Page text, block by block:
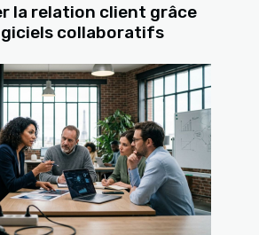
la relation client grâce
collaboratifs